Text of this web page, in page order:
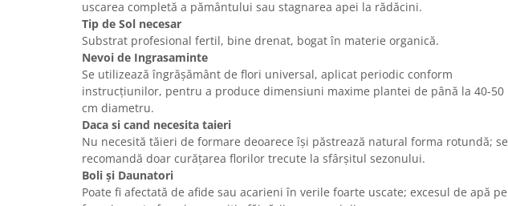
uscarea completă a pământului sau stagnarea apei la rădăcini.
Tip de Sol necesar
Substrat profesional fertil, bine drenat, bogat în materie organică.
Nevoi de Ingrasaminte
Se utilizează îngrășământ de flori universal, aplicat periodic conform
instrucțiunilor, pentru a produce dimensiuni maxime plantei de până la 40-50
cm diametru.
Daca si cand necesita taieri
Nu necesită tăieri de formare deoarece își păstrează natural forma rotundă; se
recomandă doar curățarea florilor trecute la sfârșitul sezonului.
Boli și Daunatori
Poate fi afectată de afide sau acarieni în verile foarte uscate; excesul de apă pe